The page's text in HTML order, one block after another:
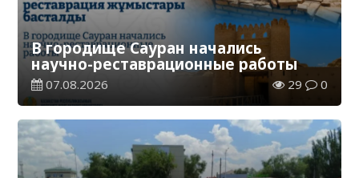
В городище Сауран начались
научно-реставрационные работы
07.08.2026 29 0